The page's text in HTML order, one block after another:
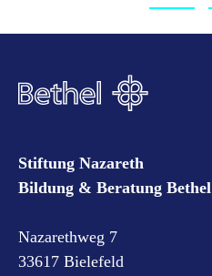
Stiftung Nazareth
Bildung & Beratung Bethel
Nazarethweg 7
33617 Bielefeld